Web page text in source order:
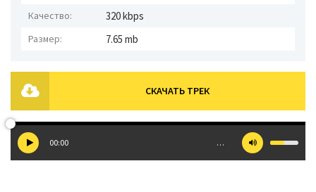
Качество: 320 kbps
Размер: 7.65 mb
СКАЧАТЬ ТРЕК
00:00 …